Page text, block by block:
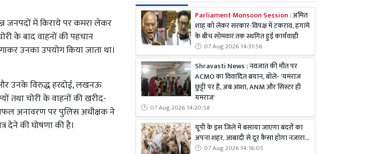
जनपदों में किराये पर कमरा लेकर
के बाद वाहनों की पहचान
उनका उपयोग किया जाता था।
उनके विरुद्ध हरदोई, लखनऊ
तथा चोरी के वाहनों की खरीद-
अनावरण पर पुलिस अधीक्षक ने
देने की घोषणा की है।
Parliament Monsoon Session :अमित
शाह को लेकर सरकार-विपक्ष में टकराव, हंगामे
के बीच सोमवार तक स्थगित हुई कार्यवाही
07 Aug 2026 14:31:56
Shravasti News : नवजात की मौत पर
ACMO का विवादित बयान, बोले- 'यमराज
छुट्टी पर हैं, अब आशा, ANM और सिस्टर ही
यमराज'
07 Aug 2026 14:20:58
यूपी के इस जिले में बसाया जाएगा बंदरों का
अपना शहर, आबादी से दूर कैसा होगा नजारा...
07 Aug 2026 14:16:05